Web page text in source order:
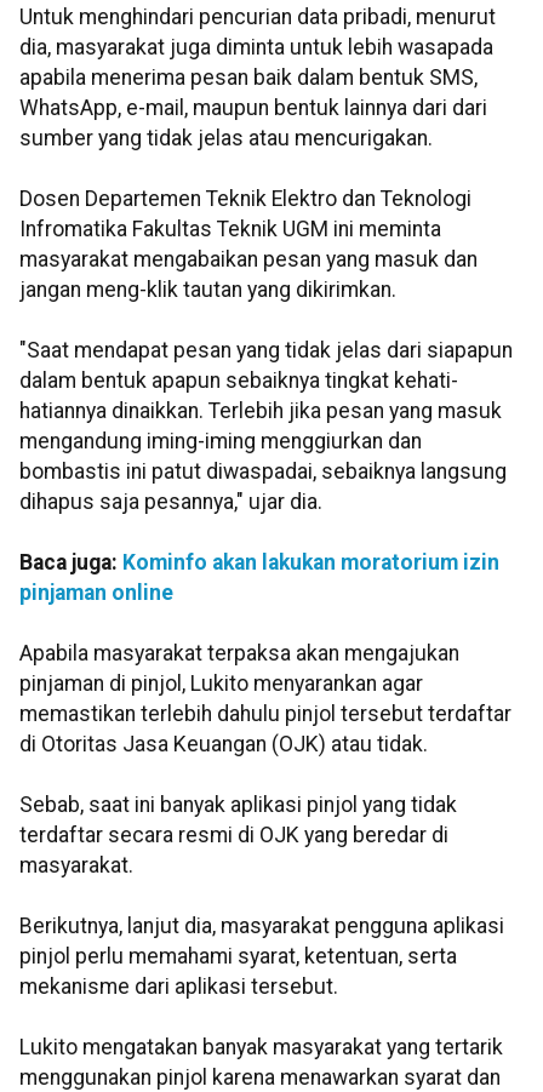
Untuk menghindari pencurian data pribadi, menurut
dia, masyarakat juga diminta untuk lebih wasapada
apabila menerima pesan baik dalam bentuk SMS,
WhatsApp, e-mail, maupun bentuk lainnya dari dari
sumber yang tidak jelas atau mencurigakan.
Dosen Departemen Teknik Elektro dan Teknologi
Infromatika Fakultas Teknik UGM ini meminta
masyarakat mengabaikan pesan yang masuk dan
jangan meng-klik tautan yang dikirimkan.
"Saat mendapat pesan yang tidak jelas dari siapapun
dalam bentuk apapun sebaiknya tingkat kehati-
hatiannya dinaikkan. Terlebih jika pesan yang masuk
mengandung iming-iming menggiurkan dan
bombastis ini patut diwaspadai, sebaiknya langsung
dihapus saja pesannya," ujar dia.
Baca juga: Kominfo akan lakukan moratorium izin
pinjaman online
Apabila masyarakat terpaksa akan mengajukan
pinjaman di pinjol, Lukito menyarankan agar
memastikan terlebih dahulu pinjol tersebut terdaftar
di Otoritas Jasa Keuangan (OJK) atau tidak.
Sebab, saat ini banyak aplikasi pinjol yang tidak
terdaftar secara resmi di OJK yang beredar di
masyarakat.
Berikutnya, lanjut dia, masyarakat pengguna aplikasi
pinjol perlu memahami syarat, ketentuan, serta
mekanisme dari aplikasi tersebut.
Lukito mengatakan banyak masyarakat yang tertarik
menggunakan pinjol karena menawarkan syarat dan